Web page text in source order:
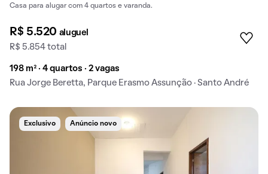
Casa para alugar com 4 quartos e varanda.
R$ 5.520 aluguel
R$ 5.854 total
198 m² · 4 quartos · 2 vagas
Rua Jorge Beretta, Parque Erasmo Assunção · Santo André
Exclusivo Anúncio novo